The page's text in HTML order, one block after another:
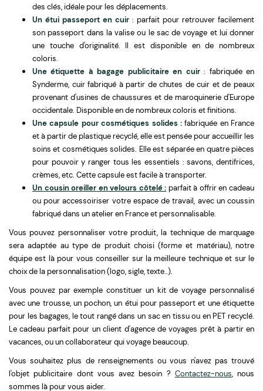
des clés, idéale pour les déplacements.
Un étui passeport en cuir : parfait pour retrouver facilement
son passeport dans la valise ou le sac de voyage et lui donner
une touche d'originalité. Il est disponible en de nombreux
coloris.
Une étiquette à bagage publicitaire en cuir: fabriquée en
Synderme, cuir fabriqué à partir de chutes de cuir et de peaux
provenant d'usines de chaussures et de maroquinerie d'Europe
occidentale. Disponible en de nombreux coloris et finitions.
Une capsule pour cosmétiques solides :fabriquée en France
et à partir de plastique recyclé, elle est pensée pour accueillir les
soins et cosmétiques solides. Elle est séparée en quatre pièces
pour pouvoir y ranger tous les essentiels : savons, dentifrices,
crèmes, etc. Cette capsule est facile à transporter.
Un cousin oreiller en velours côtelé : parfait à offrir en cadeau
ou pour accessoiriser votre espace de travail, avec un coussin
fabriqué dans un atelier en France et personnalisable.
Vous pouvez personnaliser votre produit, la technique de marquage
sera adaptée au type de produit choisi (forme et matériau), notre
équipe est là pour vous conseiller sur la meilleure technique et sur le
choix de la personnalisation (logo, sigle, texte..).
Vous pouvez par exemple constituer un kit de voyage personnalisé
avec une trousse, un pochon, un étui pour passeport et une étiquette
pour les bagages, le tout rangé dans un sac en tissu ou en PET recyclé.
Le cadeau parfait pour un client d'agence de voyages prêt à partir en
vacances, ou un collaborateur qui voyage beaucoup.
Vous souhaitez plus de renseignements ou vous n'avez pas trouvé
l'objet publicitaire dont vous avez besoin ? Contactez-nous, nous
sommes là pour vous aider.